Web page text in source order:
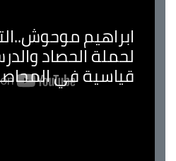
ابراهيم
لحملة الحصاد
قياسية في